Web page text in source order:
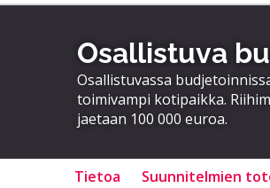
Osallistuva
Osallistuvassa
toimivampi kotipaikka.
jaetaan 100 000 euroa.
Tietoa Suunnitelmien